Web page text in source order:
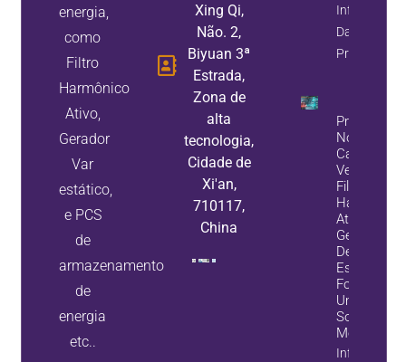
energia,
como
Filtro
Harmônico
Ativo,
Gerador
Var
estático,
e PCS
de
armazenamento
de
energia
etc..
Xing Qi,
Não. 2,
Biyuan 3ª
Estrada,
Zona de
alta
tecnologia,
Cidade de
Xi'an,
710117,
China
Da
Propriedade
Problemas
No Banco
Veja Como
Filtros
Ativos E
Geradores
De Var
Estáticos
Fornecem
Uma
Solução
Melhor